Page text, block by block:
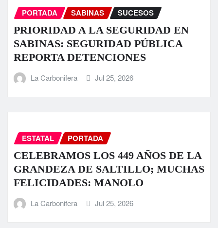
PORTADA SABINAS SUCESOS
PRIORIDAD A LA SEGURIDAD EN
SABINAS: SEGURIDAD PÚBLICA
REPORTA DETENCIONES
La Carbonifera Jul 25, 2026
ESTATAL PORTADA
CELEBRAMOS LOS 449 AÑOS DE LA
GRANDEZA DE SALTILLO; MUCHAS
FELICIDADES: MANOLO
La Carbonifera Jul 25, 2026